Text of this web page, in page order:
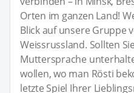
Orten im ganzen Land!
Blick auf unsere Gruppe
Weissrussland. Sollten
Muttersprache
wollen, wo man Rösti
letzte Spiel Ihrer